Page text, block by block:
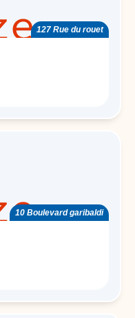
127 Rue du rouet
10 Boulevard garibaldi